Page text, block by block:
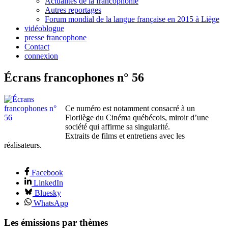
Autres reportages
Forum mondial de la langue française en 2015 à Liège
vidéoblogue
presse francophone
Contact
connexion
Écrans francophones n° 56
Ce numéro est notamment consacré à un
Florilège du Cinéma québécois, miroir d’une
société qui affirme sa singularité.
Extraits de films et entretiens avec les
réalisateurs.
Facebook
LinkedIn
Bluesky
WhatsApp
Les émissions par thèmes